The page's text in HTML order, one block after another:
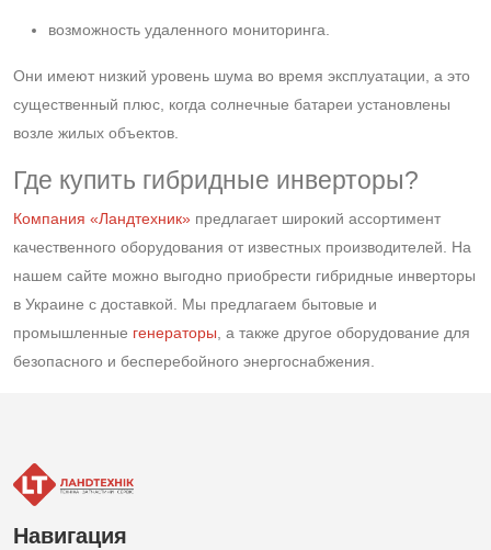
возможность удаленного мониторинга.
Они имеют низкий уровень шума во время эксплуатации, а это
существенный плюс, когда солнечные батареи установлены
возле жилых объектов.
Где купить гибридные инверторы?
Компания «Ландтехник» предлагает широкий ассортимент
качественного оборудования от известных производителей. На
нашем сайте можно выгодно приобрести гибридные инверторы
в Украине с доставкой. Мы предлагаем бытовые и
промышленные генераторы , а также другое оборудование для
безопасного и бесперебойного энергоснабжения.
Навигация